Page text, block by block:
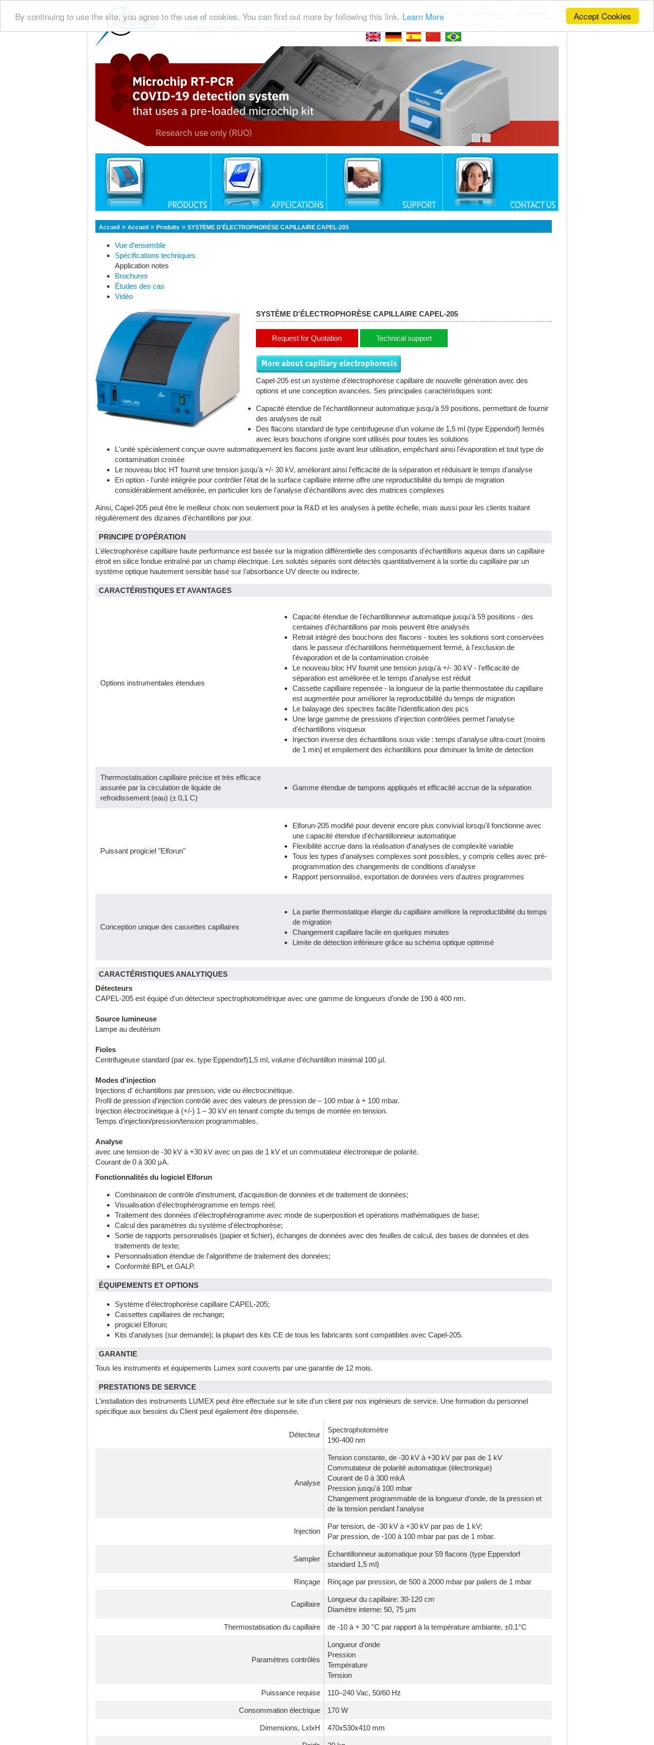
Accept Cookies
By continuing to use the site, you agree to the use of cookies. You can find out more by following this link. Learn More
Lumex Instruments
Accueil» Accueil» Produits » SYSTÈME D'ÉLECTROPHORÈSE CAPILLAIRE CAPEL-205
Vue d'ensemble
Spécifications techniques
Application notes
Brochures
Études des cas
Vidéo
SYSTÈME D'ÉLECTROPHORÈSE CAPILLAIRE CAPEL-205
Request for Quotation Technical support
Capel-205 est un système d'électrophorèse capillaire de nouvelle génération avec des
options et une conception avancées. Ses principales caractéristiques sont:
Capacité étendue de l'échantillonneur automatique jusqu'à 59 positions, permettant de fournir
des analyses de nuit
Des flacons standard de type centrifugeuse d'un volume de 1,5 ml (type Eppendorf) fermés
avec leurs bouchons d'origine sont utilisés pour toutes les solutions
L'unité spécialement conçue ouvre automatiquement les flacons juste avant leur utilisation, empêchant ainsi l'évaporation et tout type de
contamination croisée
Le nouveau bloc HT fournit une tension jusqu'à +/- 30 kV, améliorant ainsi l'efficacité de la séparation et réduisant le temps d'analyse
En option - l'unité intégrée pour contrôler l'état de la surface capillaire interne offre une reproductibilité du temps de migration
considérablement améliorée, en particulier lors de l'analyse d'échantillons avec des matrices complexes
Ainsi, Capel-205 peut être le meilleur choix non seulement pour la R&D et les analyses à petite échelle, mais aussi pour les clients traitant
régulièrement des dizaines d'échantillons par jour.
PRINCIPE D'OPÉRATION
L'électrophorèse capillaire haute performance est basée sur la migration différentielle des composants d'échantillons aqueux dans un capillaire
étroit en silice fondue entraîné par un champ électrique. Les solutés séparés sont détectés quantitativement à la sortie du capillaire par un
système optique hautement sensible basé sur l'absorbance UV directe ou indirecte.
CARACTÉRISTIQUES ET AVANTAGES
Options instrumentales étendues
Capacité étendue de l'échantillonneur automatique jusqu'à 59 positions - des
centaines d'échantillons par mois peuvent être analysés
Retrait intégré des bouchons des flacons - toutes les solutions sont conservées
dans le passeur d'échantillons hermétiquement fermé, à l'exclusion de
l'évaporation et de la contamination croisée
Le nouveau bloc HV fournit une tension jusqu'à +/- 30 kV - l'efficacité de
séparation est améliorée et le temps d'analyse est réduit
Cassette capillaire repensée - la longueur de la partie thermostatée du capillaire
est augmentée pour améliorer la reproductibilité du temps de migration
Le balayage des spectres facilite l'identification des pics
Une large gamme de pressions d'injection contrôlées permet l'analyse
d'échantillons visqueux
Injection inverse des échantillons sous vide : temps d'analyse ultra-court (moins
de 1 min) et empilement des échantillons pour diminuer la limite de detection
Thermostatisation capillaire précise et très efficace
assurée par la circulation de liquide de
refroidissement (eau) (± 0,1 C)
Gamme étendue de tampons appliqués et efficacité accrue de la séparation
Puissant progiciel "Elforun"
Elforun-205 modifié pour devenir encore plus convivial lorsqu'il fonctionne avec
une capacité étendue d'échantillonneur automatique
Flexibilité accrue dans la réalisation d'analyses de complexité variable
Tous les types d'analyses complexes sont possibles, y compris celles avec pré-
programmation des changements de conditions d'analyse
Rapport personnalisé, exportation de données vers d'autres programmes
Conception unique des cassettes capillaires
La partie thermostatique élargie du capillaire améliore la reproductibilité du temps
de migration
Changement capillaire facile en quelques minutes
Limite de détection inférieure grâce au schéma optique optimisé
CARACTÉRISTIQUES ANALYTIQUES
Détecteurs
CAPEL-205 est équipé d'un détecteur spectrophotométrique avec une gamme de longueurs d'onde de 190 à 400 nm.
Source lumineuse
Lampe au deutérium
Fioles
Centrifugeuse standard (par ex. type Eppendorf)1,5 ml, volume d'échantillon minimal 100 µl.
Modes d'injection
Injections d' échantillons par pression, vide ou électrocinétique.
Profil de pression d'injection contrôlé avec des valeurs de pression de – 100 mbar à + 100 mbar.
Injection électrocinétique à (+/-) 1 – 30 kV en tenant compte du temps de montée en tension.
Temps d'injection/pression/tension programmables.
Analyse
avec une tension de -30 kV à +30 kV avec un pas de 1 kV et un commutateur électronique de polarité.
Courant de 0 à 300 µA.
Fonctionnalités du logiciel Elforun
Combinaison de contrôle d'instrument, d'acquisition de données et de traitement de données;
Visualisation d'électrophérogramme en temps réel;
Traitement des données d'électrophérogramme avec mode de superposition et opérations mathématiques de base;
Calcul des paramètres du système d'électrophorèse;
Sortie de rapports personnalisés (papier et fichier), échanges de données avec des feuilles de calcul, des bases de données et des
traitements de texte;
Personnalisation étendue de l'algorithme de traitement des données;
Conformité BPL et GALP.
ÉQUIPEMENTS ET OPTIONS
Système d'électrophorèse capillaire CAPEL-205;
Cassettes capillaires de rechange;
progiciel Elforun;
Kits d'analyses (sur demande); la plupart des kits CE de tous les fabricants sont compatibles avec Capel-205.
GARANTIE
Tous les instruments et équipements Lumex sont couverts par une garantie de 12 mois.
PRESTATIONS DE SERVICE
L'installation des instruments LUMEX peut être effectuée sur le site d'un client par nos ingénieurs de service. Une formation du personnel
spécifique aux besoins du Client peut également être dispensée.
Détecteur
Spectrophotomètre
190-400 nm
Analyse
Tension constante, de -30 kV à +30 kV par pas de 1 kV
Commutateur de polarité automatique (électronique)
Courant de 0 à 300 mkA
Pression jusqu'à 100 mbar
Changement programmable de la longueur d'onde, de la pression et
de la tension pendant l'analyse
Injection
Par tension, de -30 kV à +30 kV par pas de 1 kV;
Par pression, de -100 à 100 mbar par pas de 1 mbar.
Sampler
Échantillonneur automatique pour 59 flacons (type Eppendorf
standard 1,5 ml)
Rinçage Rinçage par pression, de 500 à 2000 mbar par paliers de 1 mbar
Capillaire
Longueur du capillaire: 30-120 cm
Diamètre interne: 50, 75 μm
Thermostatisation du capillaire de -10 à + 30 °C par rapport à la température ambiante, ±0.1°C
Paramètres contrôlés
Longueur d'onde
Pression
Température
Tension
Puissance requise 110–240 Vac, 50/60 Hz
Consommation électrique 170 W
Dimensions, LxlxH 470х530х410 mm